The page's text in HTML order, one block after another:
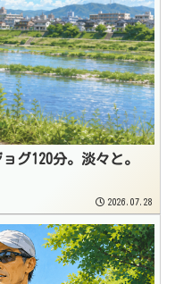
グ120分。淡々と。
2026.07.28